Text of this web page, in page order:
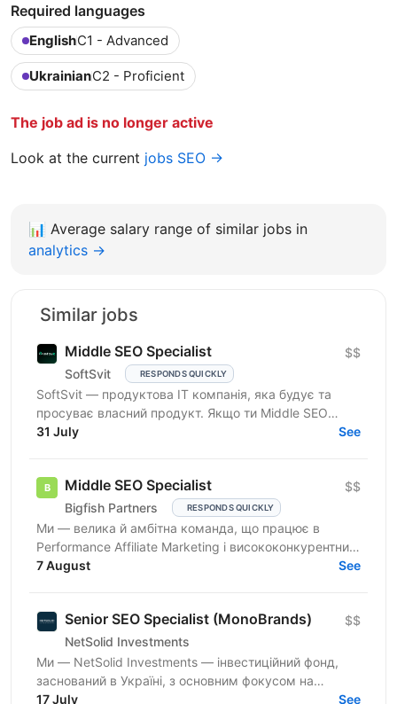
Required languages
EnglishC1 - Advanced
UkrainianC2 - Proficient
The job ad is no longer active
Look at the current jobs SEO →
📊 Average salary range of similar jobs in
analytics →
Similar jobs
Middle SEO Specialist
SoftSvit RESPONDS QUICKLY
$$
SoftSvit — продуктова IT компанія, яка будує та
просуває власний продукт. Якщо ти Middle SEO
Specialist і шукаєш місце, де можна реально
31 July See
Middle SEO Specialist
Bigfish Partners RESPONDS QUICKLY
$$
Ми — велика й амбітна команда, що працює в
Performance Affiliate Marketing і висококонкурентних
нішах на Tier 1-3 ринках. Ми швидко розвиваємося
7 August See
Senior SEO Specialist (MonoBrands)
NetSolid Investments
$$
Ми — NetSolid Investments — інвестиційний фонд,
заснований в Україні, з основним фокусом на
SMART-інвестиції. Наша екосистема — це простір,
17 July See